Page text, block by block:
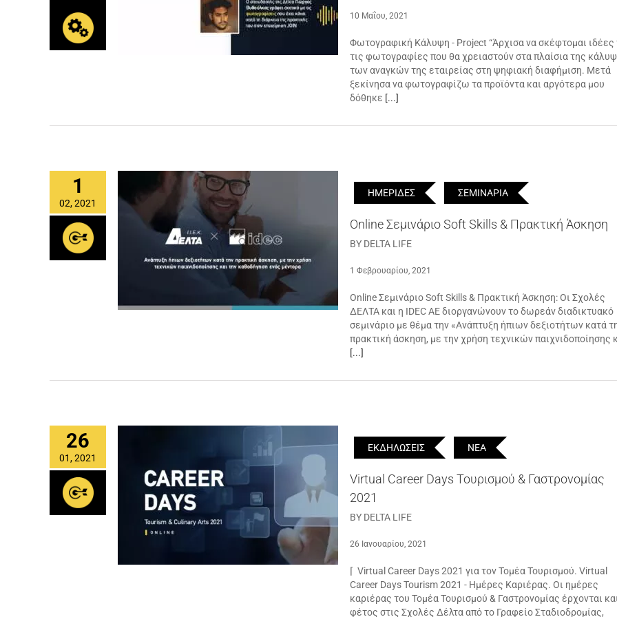
10 Μαΐου, 2021
Φωτογραφική Κάλυψη - Project “Άρχισα να σκέφτομαι ιδέες
τις φωτογραφίες που θα χρειαστούν στα πλαίσια της
των αναγκών της εταιρείας στη ψηφιακή διαφήμιση. Μετά
ξεκίνησα να φωτογραφίζω τα προϊόντα και αργότερα μου
δόθηκε [...]
1
02, 2021
ΗΜΕΡΙΔΕΣ ΣΕΜΙΝΑΡΙΑ
Online Σεμινάριο Soft Skills & Πρακτική Άσκηση
BY DELTA LIFE
1 Φεβρουαρίου, 2021
Online Σεμινάριο Soft Skills & Πρακτική Άσκηση: Οι Σχολές
ΔΕΛΤΑ και η IDEC AE διοργανώνουν το δωρεάν διαδικτυακό
σεμινάριο με θέμα την «Ανάπτυξη ήπιων δεξιοτήτων κατά
πρακτική άσκηση, με την χρήση τεχνικών παιχνιδοποίησης
[...]
26
01, 2021
ΕΚΔΗΛΩΣΕΙΣ ΝΕΑ
Virtual Career Days Τουρισμού & Γαστρονομίας
2021
BY DELTA LIFE
26 Ιανουαρίου, 2021
⌈ Virtual Career Days 2021 για τον Τομέα Τουρισμού. Virtual
Career Days Tourism 2021 - Ημέρες Καριέρας. Οι ημέρες
καριέρας του Τομέα Τουρισμού & Γαστρονομίας έρχονται και
φέτος στις Σχολές Δέλτα από το Γραφείο Σταδιοδρομίας,